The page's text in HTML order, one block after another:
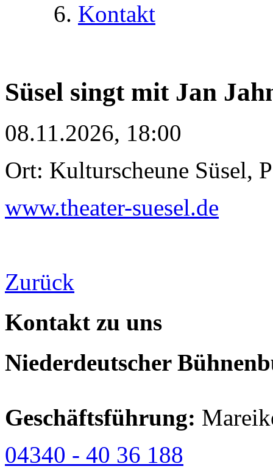
Kontakt
Süsel singt mit Jan
08.11.2026, 18:00
Ort: Kulturscheune Süsel,
www.theater-suesel.de
Zurück
Kontakt zu uns
Niederdeutscher
Geschäftsführung:
04340 - 40 36 188